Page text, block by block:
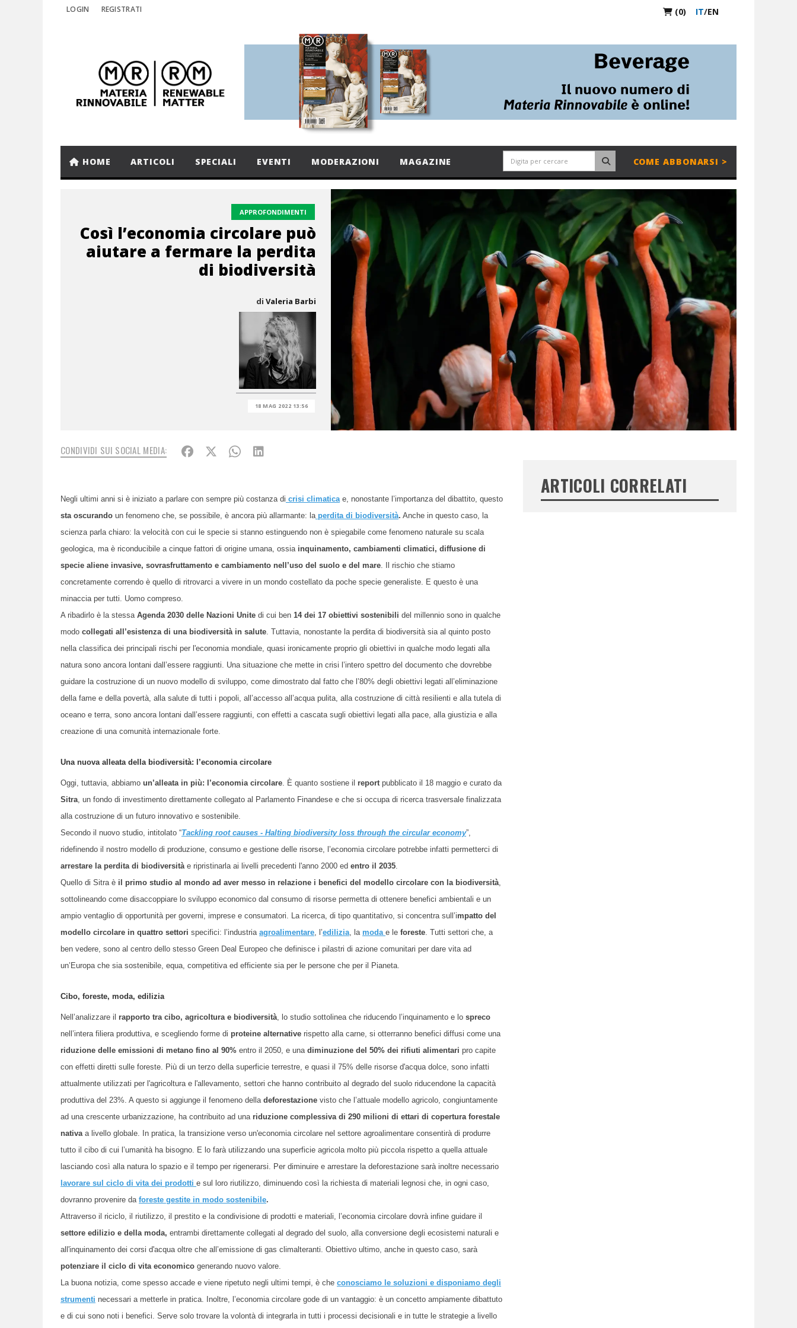
LOGIN REGISTRATI (0) IT/EN
HOME ARTICOLI SPECIALI EVENTI MODERAZIONI MAGAZINE COME ABBONARSI >
APPROFONDIMENTI
Così l’economia circolare può
aiutare a fermare la perdita
di biodiversità
di Valeria Barbi
18 MAG 2022 13:56
CONDIVIDI SUI SOCIAL MEDIA:
Negli ultimi anni si è iniziato a parlare con sempre più costanza di crisi climaticae, nonostante l’importanza del dibattito, questo
sta oscurando un fenomeno che, se possibile, è ancora più allarmante: laperdita di biodiversità. Anche in questo caso, la
scienza parla chiaro: la velocità con cui le specie si stanno estinguendo non è spiegabile come fenomeno naturale su scala
geologica, ma è riconducibile a cinque fattori di origine umana, ossia inquinamento, cambiamenti climatici, diffusione di
specie aliene invasive, sovrasfruttamento e cambiamento nell’uso del suolo e del mare. Il rischio che stiamo
concretamente correndo è quello di ritrovarci a vivere in un mondo costellato da poche specie generaliste. E questo è una
minaccia per tutti. Uomo compreso.
A ribadirlo è la stessaAgenda 2030 delle Nazioni Unite di cui ben 14 dei 17 obiettivi sostenibili del millennio sono in qualche
modo collegati all’esistenza di una biodiversità in salute. Tuttavia, nonostante la perdita di biodiversità sia al quinto posto
nella classifica dei principali rischi per l'economia mondiale, quasi ironicamente proprio gli obiettivi in qualche modo legati alla
natura sono ancora lontani dall’essere raggiunti. Una situazione che mette in crisi l’intero spettro del documento che dovrebbe
guidare la costruzione di un nuovo modello di sviluppo, come dimostrato dal fatto che l’80% degli obiettivi legati all’eliminazione
della fame e della povertà, alla salute di tutti i popoli, all’accesso all’acqua pulita, alla costruzione di città resilienti e alla tutela di
oceano e terra, sono ancora lontani dall’essere raggiunti, con effetti a cascata sugli obiettivi legati alla pace, alla giustizia e alla
creazione di una comunità internazionale forte.
Una nuova alleata della biodiversità: l’economia circolare
Oggi, tuttavia, abbiamo un’alleata in più: l’economia circolare. È quanto sostiene il report pubblicato il 18 maggio e curato da
Sitra, un fondo di investimento direttamente collegato al Parlamento Finandese e che si occupa di ricerca trasversale finalizzata
alla costruzione di un futuro innovativo e sostenibile.
Secondo il nuovo studio, intitolato “Tackling root causes - Halting biodiversity loss through the circular economy”,
ridefinendo il nostro modello di produzione, consumo e gestione delle risorse, l’economia circolare potrebbe infatti permetterci di
arrestare la perdita di biodiversità e ripristinarla ai livelli precedenti l'anno 2000 ed entro il 2035.
Quello di Sitra è il primo studio al mondo ad aver messo in relazione i benefici del modello circolare con la biodiversità,
sottolineando come disaccoppiare lo sviluppo economico dal consumo di risorse permetta di ottenere benefici ambientali e un
ampio ventaglio di opportunità per governi, imprese e consumatori. La ricerca, di tipo quantitativo, si concentra sull’impatto del
modello circolare in quattro settori specifici: l’industria agroalimentare, l’edilizia, la moda e le foreste. Tutti settori che, a
ben vedere, sono al centro dello stesso Green Deal Europeo che definisce i pilastri di azione comunitari per dare vita ad
un’Europa che sia sostenibile, equa, competitiva ed efficiente sia per le persone che per il Pianeta.
Cibo, foreste, moda, edilizia
Nell’analizzare il rapporto tra cibo, agricoltura e biodiversità, lo studio sottolinea che riducendo l’inquinamento e lo spreco
nell’intera filiera produttiva, e scegliendo forme di proteine alternative rispetto alla carne, si otterranno benefici diffusi come una
riduzione delle emissioni di metano fino al 90% entro il 2050, e una diminuzione del 50% dei rifiuti alimentari pro capite
con effetti diretti sulle foreste. Più di un terzo della superficie terrestre, e quasi il 75% delle risorse d'acqua dolce, sono infatti
attualmente utilizzati per l'agricoltura e l'allevamento, settori che hanno contribuito al degrado del suolo riducendone la capacità
produttiva del 23%. A questo si aggiunge il fenomeno della deforestazione visto che l’attuale modello agricolo, congiuntamente
ad una crescente urbanizzazione, ha contribuito ad una riduzione complessiva di 290 milioni di ettari di copertura forestale
nativa a livello globale. In pratica, la transizione verso un'economia circolare nel settore agroalimentare consentirà di produrre
tutto il cibo di cui l’umanità ha bisogno. E lo farà utilizzando una superficie agricola molto più piccola rispetto a quella attuale
lasciando così alla natura lo spazio e il tempo per rigenerarsi. Per diminuire e arrestare la deforestazione sarà inoltre necessario
lavorare sul ciclo di vita dei prodotti e sul loro riutilizzo, diminuendo così la richiesta di materiali legnosi che, in ogni caso,
dovranno provenire da foreste gestite in modo sostenibile.
Attraverso il riciclo, il riutilizzo, il prestito e la condivisione di prodotti e materiali, l’economia circolare dovrà infine guidare il
settore edilizio e della moda, entrambi direttamente collegati al degrado del suolo, alla conversione degli ecosistemi naturali e
all'inquinamento dei corsi d'acqua oltre che all’emissione di gas climalteranti. Obiettivo ultimo, anche in questo caso, sarà
potenziare il ciclo di vita economico generando nuovo valore.
La buona notizia, come spesso accade e viene ripetuto negli ultimi tempi, è che conosciamo le soluzioni e disponiamo degli
strumenti necessari a metterle in pratica. Inoltre, l’economia circolare gode di un vantaggio: è un concetto ampiamente dibattuto
e di cui sono noti i benefici. Serve solo trovare la volontà di integrarla in tutti i processi decisionali e in tutte le strategie a livello
ARTICOLI CORRELATI